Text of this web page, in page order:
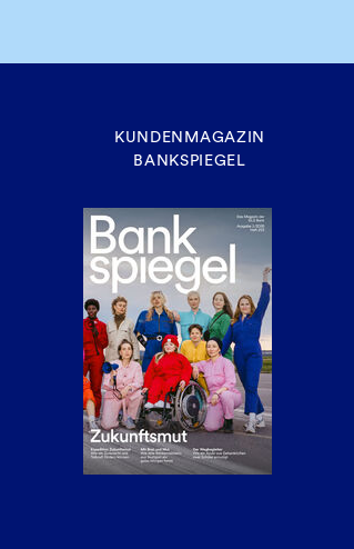
KUNDENMAGAZIN
BANKSPIEGEL